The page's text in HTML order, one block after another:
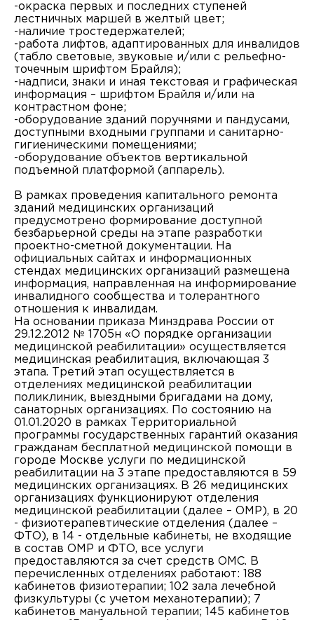
-окраска первых и последних ступеней
лестничных маршей в желтый цвет;
-наличие тростедержателей;
-работа лифтов, адаптированных для инвалидов
(табло световые, звуковые и/или с рельефно-
точечным шрифтом Брайля);
-надписи, знаки и иная текстовая и графическая
информация – шрифтом Брайля и/или на
контрастном фоне;
-оборудование зданий поручнями и пандусами,
доступными входными группами и санитарно-
гигиеническими помещениями;
-оборудование объектов вертикальной
подъемной платформой (аппарель).
В рамках проведения капитального ремонта
зданий медицинских организаций
предусмотрено формирование доступной
безбарьерной среды на этапе разработки
проектно-сметной документации. На
официальных сайтах и информационных
стендах медицинских организаций размещена
информация, направленная на информирование
инвалидного сообщества и толерантного
отношения к инвалидам.
На основании приказа Минздрава России от
29.12.2012 № 1705н «О порядке организации
медицинской реабилитации» осуществляется
медицинская реабилитация, включающая 3
этапа. Третий этап осуществляется в
отделениях медицинской реабилитации
поликлиник, выездными бригадами на дому,
санаторных организациях. По состоянию на
01.01.2020 в рамках Территориальной
программы государственных гарантий оказания
гражданам бесплатной медицинской помощи в
городе Москве услуги по медицинской
реабилитации на 3 этапе предоставляются в 59
медицинских организациях. В 26 медицинских
организациях функционируют отделения
медицинской реабилитации (далее – ОМР), в 20
- физиотерапевтические отделения (далее –
ФТО), в 14 - отдельные кабинеты, не входящие
в состав ОМР и ФТО, все услуги
предоставляются за счет средств ОМС. В
перечисленных отделениях работают: 188
кабинетов физиотерапии; 102 зала лечебной
физкультуры (с учетом механотерапии); 7
кабинетов мануальной терапии; 145 кабинетов